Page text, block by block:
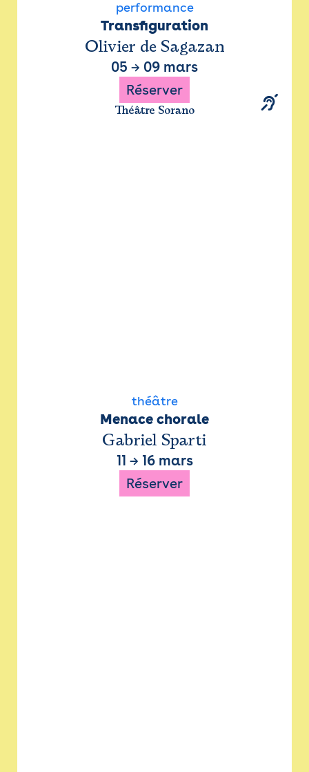
performance
Transfiguration
Olivier de Sagazan
05 → 09 mars
Réserver
Théâtre Sorano
théâtre
Menace chorale
Gabriel Sparti
11 → 16 mars
Réserver